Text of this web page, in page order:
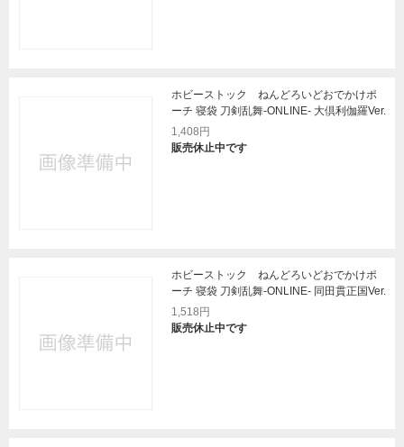
ホビーストック ねんどろいどおでかけポ
ーチ 寝袋 刀剣乱舞-ONLINE- 大倶利伽羅Ver.
1,408円
販売休止中です
ホビーストック ねんどろいどおでかけポ
ーチ 寝袋 刀剣乱舞-ONLINE- 同田貫正国Ver.
1,518円
販売休止中です